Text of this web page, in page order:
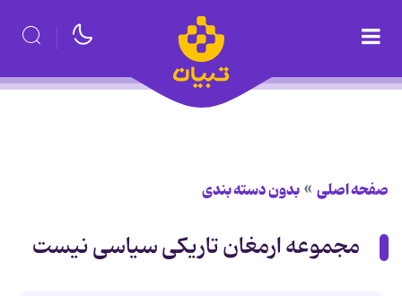
صفحه اصلی بدون دسته بندی
مجموعه ارمغان تاریکی سیاسی نیست